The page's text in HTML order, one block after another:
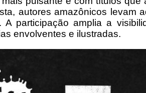
autores amazônicos levam
A participação amplia a
envolventes e ilustradas.